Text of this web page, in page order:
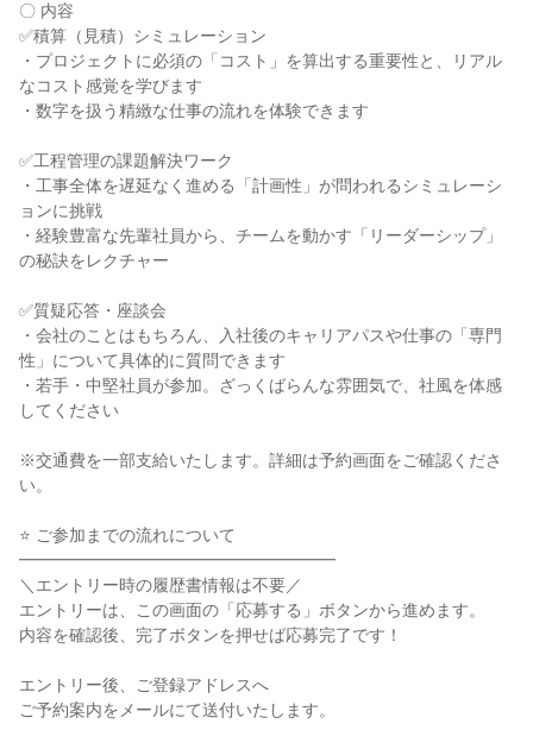
〇 内容
✅積算（見積）シミュレーション
・プロジェクトに必須の「コスト」を算出する重要性と、リアル
なコスト感覚を学びます
・数字を扱う精緻な仕事の流れを体験できます
✅工程管理の課題解決ワーク
・工事全体を遅延なく進める「計画性」が問われるシミュレーシ
ョンに挑戦
・経験豊富な先輩社員から、チームを動かす「リーダーシップ」
の秘訣をレクチャー
✅質疑応答・座談会
・会社のことはもちろん、入社後のキャリアパスや仕事の「専門
性」について具体的に質問できます
・若手・中堅社員が参加。ざっくばらんな雰囲気で、社風を体感
してください
※交通費を一部支給いたします。詳細は予約画面をご確認くださ
い。
⭐ ご参加までの流れについて
━━━━━━━━━━━━━━━━━━━
＼エントリー時の履歴書情報は不要／
エントリーは、この画面の「応募する」ボタンから進めます。
内容を確認後、完了ボタンを押せば応募完了です！
エントリー後、ご登録アドレスへ
ご予約案内をメールにて送付いたします。